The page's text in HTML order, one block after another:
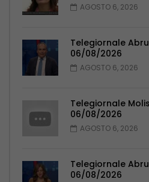
AGOSTO 6, 2026
Telegiornale
06/08/2026
AGOSTO 6, 2026
Telegiornale
06/08/2026
AGOSTO 6, 2026
Telegiornale
06/08/2026